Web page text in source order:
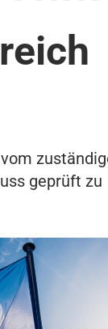
geprüft zu